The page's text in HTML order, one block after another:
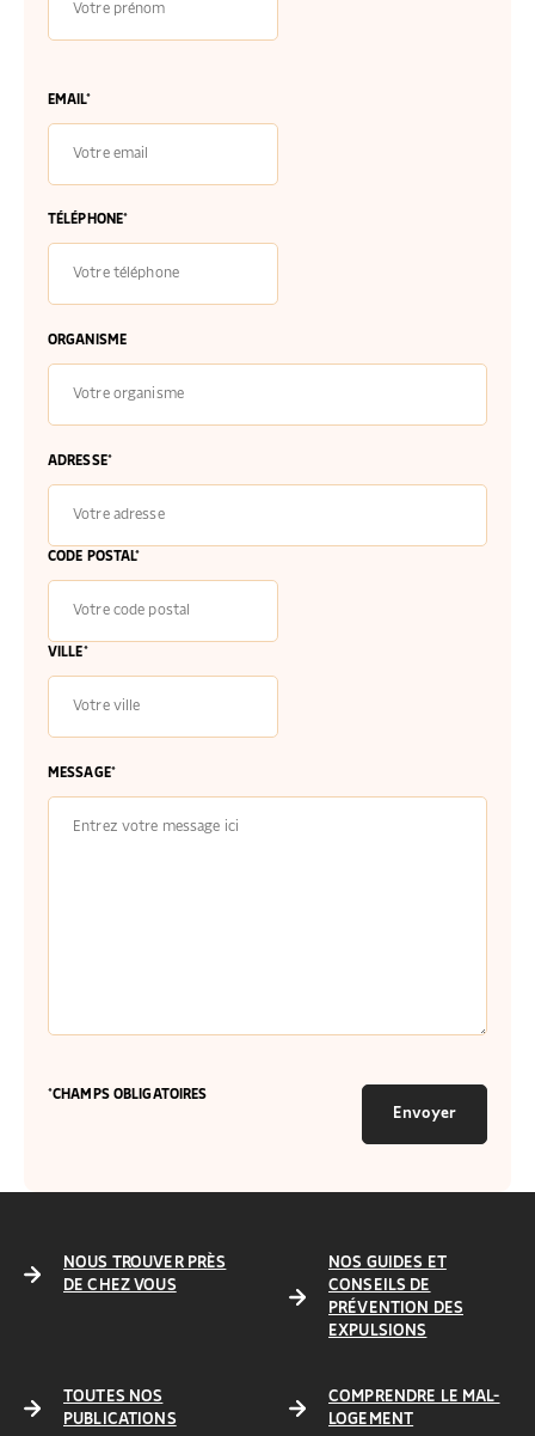
EMAIL*
TÉLÉPHONE*
ORGANISME
ADRESSE*
CODE POSTAL*
VILLE*
MESSAGE*
*CHAMPS OBLIGATOIRES
Envoyer
NOUS TROUVER PRÈS
DE CHEZ VOUS
NOS GUIDES ET
CONSEILS DE
PRÉVENTION DES
EXPULSIONS
TOUTES NOS
PUBLICATIONS
COMPRENDRE LE MAL-
LOGEMENT